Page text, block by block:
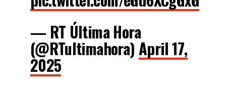
— RT Última Hora
(@RTultimahora) April 17,
2025